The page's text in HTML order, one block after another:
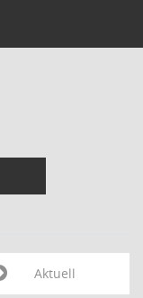
Aktuell